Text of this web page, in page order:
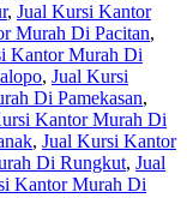
, Jual Kursi Kantor
Murah Di Pacitan,
Kantor Murah Di
, Jual Kursi
Di Pamekasan,
Kantor Murah Di
, Jual Kursi Kantor
Di Rungkut, Jual
Kantor Murah Di